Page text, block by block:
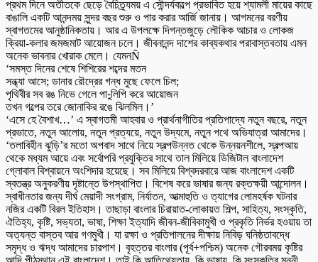
প্রথম দিনে অতীতকে ছেড়ে বৈচিত্র্যময় এ সৌন্দর্যকল্পে প্রভাবিত হয়ে শ্যামলী মায়ের কাছে
বাঙালি একটি আনন্দময় সুন্দর বছর শুরু ও পার করার আর্জি জানায়। আগমনের বরণীয়
স্বাগতমের আনুষ্ঠানিকতায়। আর এ উপলক্ষে দিগন্তজুড়ে লৌকিক আচার ও লোকজ
ক্রিয়া-কলার জমজমাট আয়োজন চলে। জীবনানন্দ দাশের কাব্যকথার পরাবাস্তবতায় এমন
অনেক ভাবনার খোরাক মেলে। যেমনÑ
‘সমস্ত দিনের শেষে শিশিরের শব্দের মতন
সন্ধ্যা আসে; ডানার রৌদ্রের গন্ধ মুছে ফেলে চিল;
পৃথিবীর সব রঙ নিভে গেলে পা-ুলিপি করে আয়োজন
তখন গল্পের তরে জোনাকির রঙে ঝিলমিল।’
‘এসে হে বৈশাখ…’ এ স্বাগতমী আহবার ও প্রার্থনাগীতির প্রতিপাদ্যে নতুন বছরে, নতুন
প্রভাতে, নতুন আলোয়, নতুন প্রত্যয়ে, নতুন উদ্যমে, নতুন পথে অভিযাত্রা আমাদের।
‘তলাবিহীন ঝুড়ি’র মতো অপবাদ সাথে নিয়ে স্বল্পউন্নত থেকে উন্নয়নশীলে, স্বল্পআয়
থেকে মধ্যম আয়ে এবং সর্বোপরি প্রযুক্তির সাথে তাল মিলিয়ে ডিজিটাল বাংলাদেশ
গ্লোবাল বিশ্বায়নে অংশিদার হয়েছে। সব মিলিয়ে বিশ্বদরবারে আজ বাংলাদেশ একটি
স্বতন্ত্র অনুকরণীয় দৃষ্টান্তে উপস্থাপিত। বিশেষ করে ভাষার জন্য রক্তক্ষয়ী আন্দোলন।
স্বাধীনতার জন্য দীর্ঘ মেয়াদী সংগ্রাম, নির্যাতন, আত্মাহুতি ও ত্যাগের লোমহর্ষক ঘটনার
নজির একটি বিরল ইতিহাস। তাছাড়া বাংলার চিরায়াত-লোকায়ত শিল্প, সাহিত্য, সংস্কৃতি,
ঐতিহ্য, কৃষ্টি, সভ্যতা, ভাষা, শিক্ষা ইত্যাদি জীবন-জীবিকামুখী ও প্রকৃতি নির্ভর হওয়ায় তা
অত্যন্ত বাস্তব আর গণমুখী। যা রক্ষা ও প্রতিপালনের দীক্ষায় নিবিড় ঘনিষ্ঠতাবদ্ধে
সমৃদ্ধ ও ঋদ্ধ আমাদের চারপাশ। বৃহত্তর বাংলার (পূর্ব+পশ্চিম) অনেক গৌরবময় কৃষ্টির